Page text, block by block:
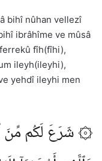
bihî nûhan vellezî
ibrâhîme ve mûsâ
fîh(fîhi),
ileyh(ileyhi),
yehdî ileyhi men
۞ شَرَعَ لَكُم مِّنَ